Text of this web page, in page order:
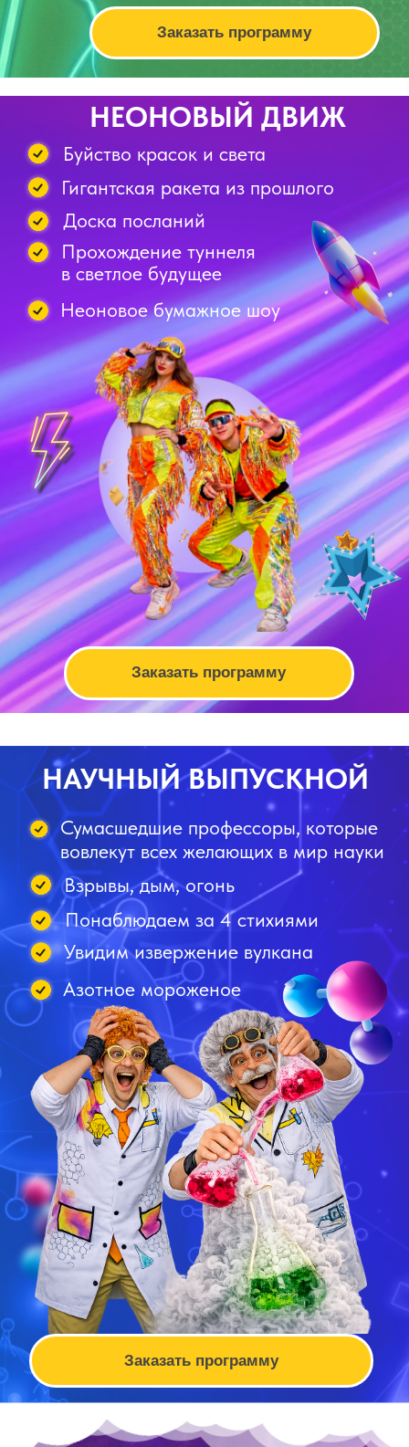
Заказать программу
Азотное мороженое
Дополнения к программам
Фотозоны
Яркие шоу
Мастер-классы
Другие дополнения